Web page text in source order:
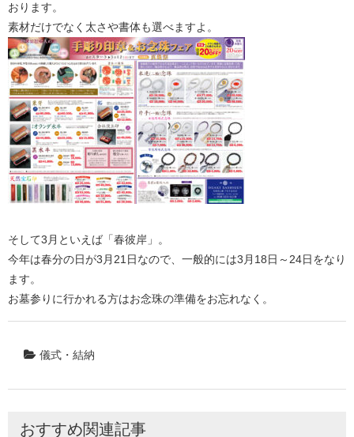
おります。
素材だけでなく太さや書体も選べますよ。
そして3月といえば「春彼岸」。
今年は春分の日が3月21日なので、一般的には3月18日～24日をなり
ます。
お墓参りに行かれる方はお念珠の準備をお忘れなく。
儀式・結納
おすすめ関連記事